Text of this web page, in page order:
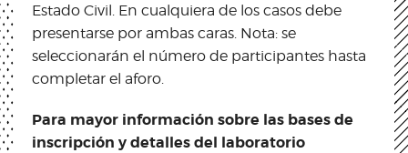
Estado Civil. En cualquiera de los casos debe
presentarse por ambas caras. Nota: se
seleccionarán el número de participantes hasta
completar el aforo.
Para mayor información sobre las bases de
inscripción y detalles del laboratorio